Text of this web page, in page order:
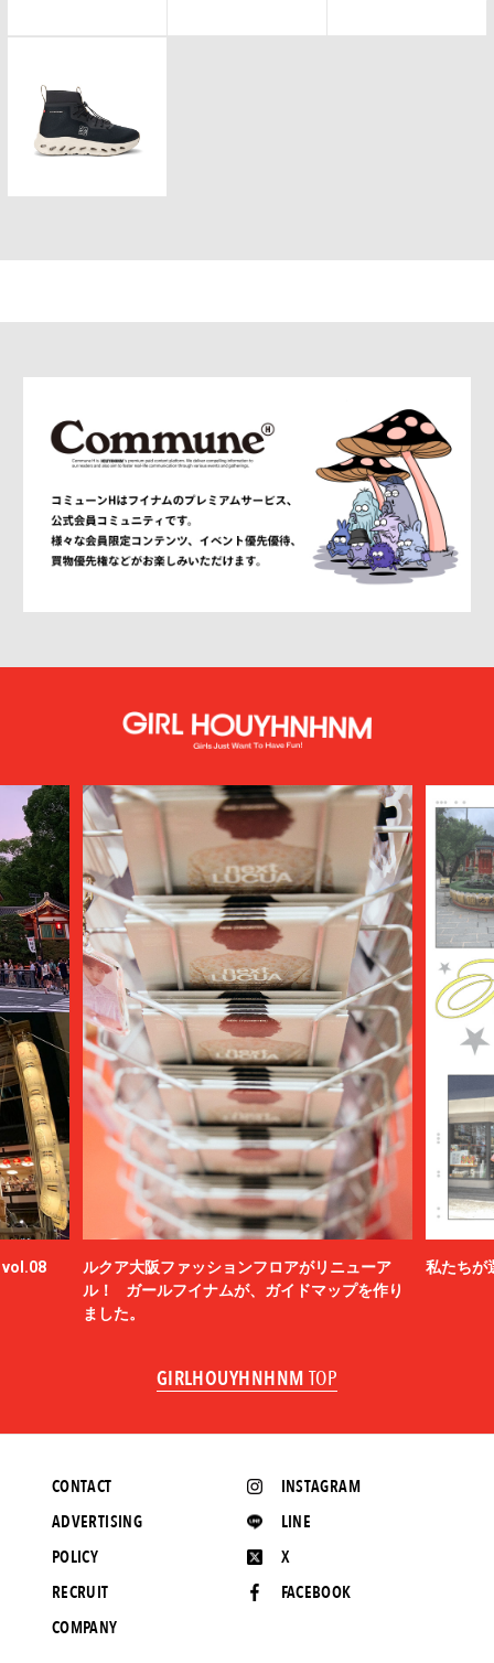
vol.08
ルクア大阪ファッションフロアがリニューア
ル！ ガールフイナムが、ガイドマップを作り
ました。
私たちが
GIRLHOUYHNHNM TOP
INSTAGRAM
LINE
X
FACEBOOK
CONTACT
ADVERTISING
POLICY
RECRUIT
COMPANY